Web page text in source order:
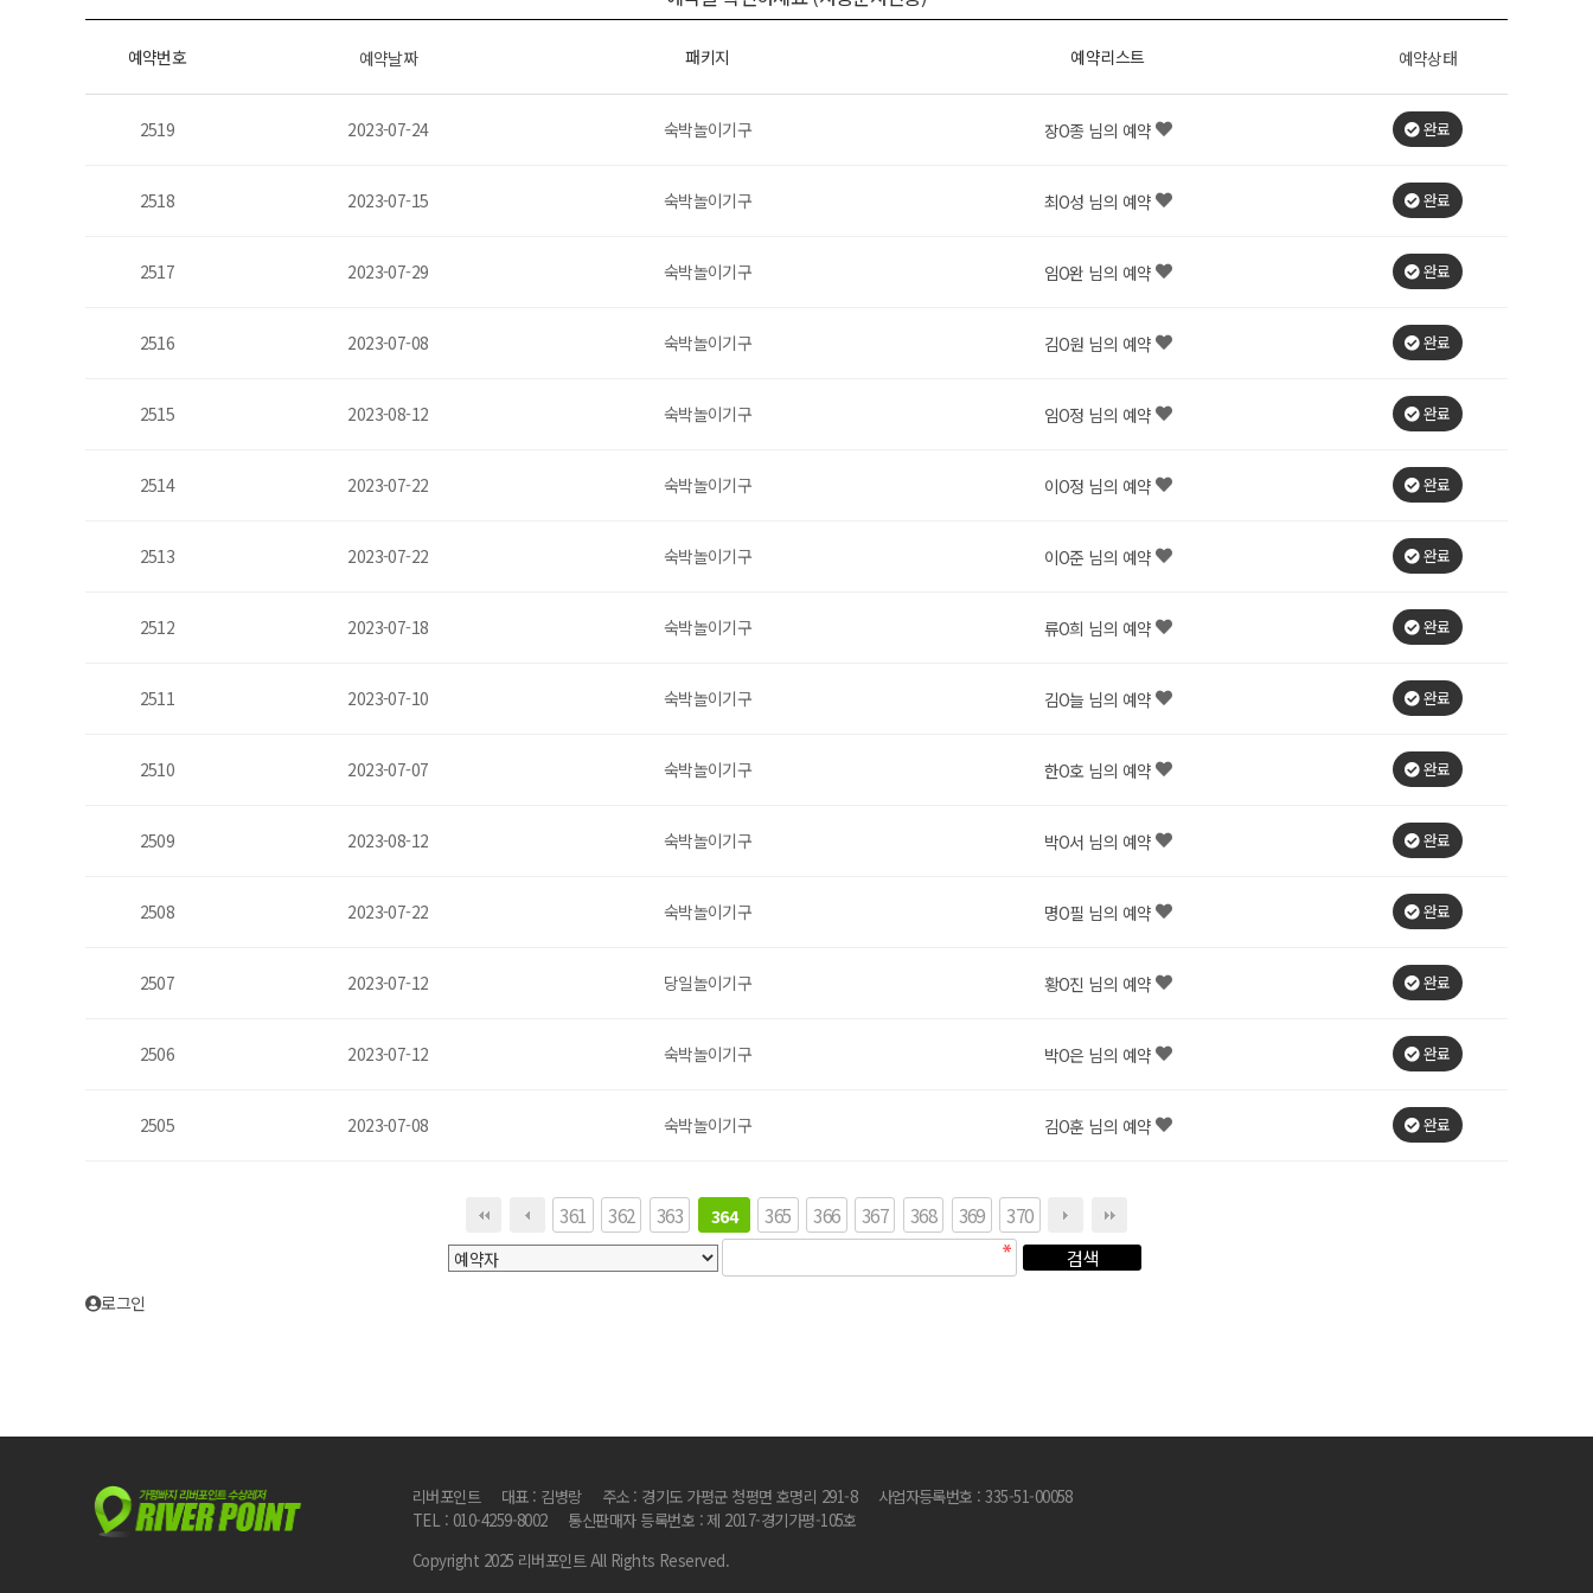
예약번호 예약날짜 패키지 예약리스트 예약상태
2519 2023-07-24 숙박놀이기구 장O종 님의 예약 완료
2518 2023-07-15 숙박놀이기구 최O성 님의 예약 완료
2517 2023-07-29 숙박놀이기구 임O완 님의 예약 완료
2516 2023-07-08 숙박놀이기구 김O원 님의 예약 완료
2515 2023-08-12 숙박놀이기구 임O정 님의 예약 완료
2514 2023-07-22 숙박놀이기구 이O정 님의 예약 완료
2513 2023-07-22 숙박놀이기구 이O준 님의 예약 완료
2512 2023-07-18 숙박놀이기구 류O희 님의 예약 완료
2511 2023-07-10 숙박놀이기구 김O늘 님의 예약 완료
2510 2023-07-07 숙박놀이기구 한O호 님의 예약 완료
2509 2023-08-12 숙박놀이기구 박O서 님의 예약 완료
2508 2023-07-22 숙박놀이기구 명O필 님의 예약 완료
2507 2023-07-12 당일놀이기구 황O진 님의 예약 완료
2506 2023-07-12 숙박놀이기구 박O은 님의 예약 완료
2505 2023-07-08 숙박놀이기구 김O훈 님의 예약 완료
361 362 363 364 365 366 367 368 369 370
다음 맨끝
로그인
리버포인트 대표 : 김병랑 주소 : 경기도 가평군 청평면 호명리 291-8
사업자등록번호 : 335-51-00058
TEL : 010-4259-8002
통신판매자 등록번호 : 제 2017-경기가평-105호
Copyright 2025 리버포인트 All Rights Reserved.